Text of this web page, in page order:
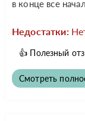
в конце все
Недостатки:
👍 Полезный
Смотреть